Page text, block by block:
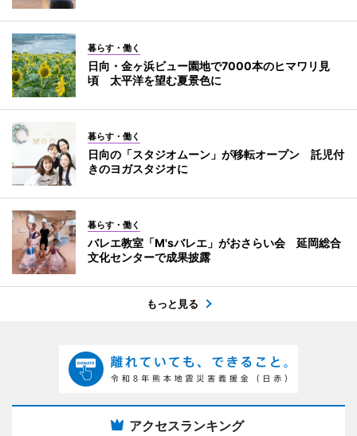
暮らす・働く
日向・金ヶ浜ビュー園地で7000本のヒマワリ見
頃 太平洋を望む夏景色に
暮らす・働く
日向の「スタジオムーン」が移転オープン 託児付
きのヨガスタジオに
暮らす・働く
バレエ教室「M'sバレエ」がおさらい会 延岡総合
文化センターで成果披露
もっと見る
アクセスランキング